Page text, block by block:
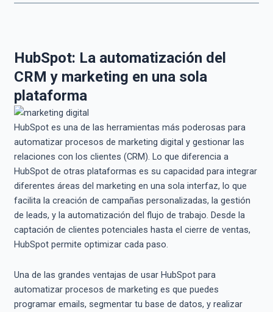
HubSpot: La automatización del
CRM y marketing en una sola
plataforma
HubSpot es una de las herramientas más poderosas para
automatizar procesos de marketing digital y gestionar las
relaciones con los clientes (CRM). Lo que diferencia a
HubSpot de otras plataformas es su capacidad para integrar
diferentes áreas del marketing en una sola interfaz, lo que
facilita la creación de campañas personalizadas, la gestión
de leads, y la automatización del flujo de trabajo. Desde la
captación de clientes potenciales hasta el cierre de ventas,
HubSpot permite optimizar cada paso.
Una de las grandes ventajas de usar HubSpot para
automatizar procesos de marketing es que puedes
programar emails, segmentar tu base de datos, y realizar